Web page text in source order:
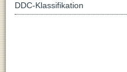
DDC-Klassifikation